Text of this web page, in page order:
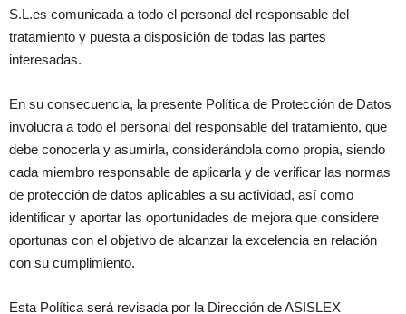
S.L.es comunicada a todo el personal del responsable del
tratamiento y puesta a disposición de todas las partes
interesadas.
En su consecuencia, la presente Política de Protección de Datos
involucra a todo el personal del responsable del tratamiento, que
debe conocerla y asumirla, considerándola como propia, siendo
cada miembro responsable de aplicarla y de verificar las normas
de protección de datos aplicables a su actividad, así como
identificar y aportar las oportunidades de mejora que considere
oportunas con el objetivo de alcanzar la excelencia en relación
con su cumplimiento.
Esta Política será revisada por la Dirección de ASISLEX